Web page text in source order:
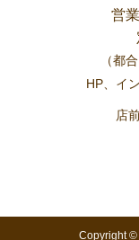
営
（都
HP、イ
店
Copyright ©